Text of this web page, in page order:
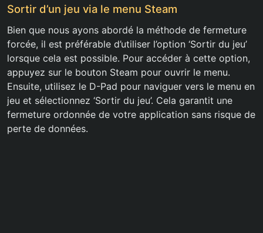
Sortir d’un jeu via le menu Steam
Bien que nous ayons abordé la méthode de fermeture
forcée, il est préférable d’utiliser l’option ‘Sortir du jeu’
lorsque cela est possible. Pour accéder à cette option,
appuyez sur le bouton Steam pour ouvrir le menu.
Ensuite, utilisez le D-Pad pour naviguer vers le menu en
jeu et sélectionnez ‘Sortir du jeu’. Cela garantit une
fermeture ordonnée de votre application sans risque de
perte de données.